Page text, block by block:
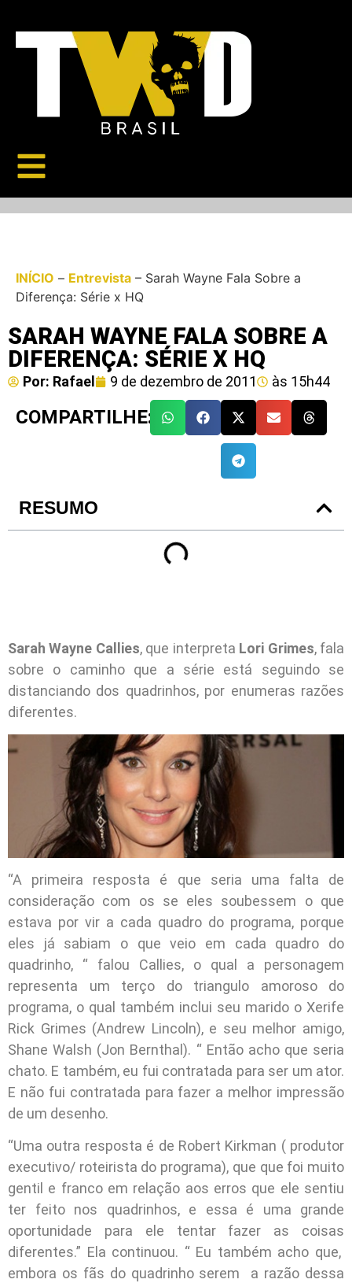
INÍCIO – Entrevista – Sarah Wayne Fala Sobre a
Diferença: Série x HQ
SARAH WAYNE FALA SOBRE A
DIFERENÇA: SÉRIE X HQ
Por: Rafael 9 de dezembro de 2011 às 15h44
COMPARTILHE:
RESUMO
Sarah Wayne Callies, que interpreta Lori Grimes, fala
sobre o caminho que a série está seguindo se
distanciando dos quadrinhos, por enumeras razões
diferentes.
“A primeira resposta é que seria uma falta de
consideração com os se eles soubessem o que
estava por vir a cada quadro do programa, porque
eles já sabiam o que veio em cada quadro do
quadrinho, “ falou Callies, o qual a personagem
representa um terço do triangulo amoroso do
programa, o qual também inclui seu marido o Xerife
Rick Grimes (Andrew Lincoln), e seu melhor amigo,
Shane Walsh (Jon Bernthal). “ Então acho que seria
chato. E também, eu fui contratada para ser um ator.
E não fui contratada para fazer a melhor impressão
de um desenho.
“Uma outra resposta é de Robert Kirkman ( produtor
executivo/ roteirista do programa), que que foi muito
gentil e franco em relação aos erros que ele sentiu
ter feito nos quadrinhos, e essa é uma grande
oportunidade para ele tentar fazer as coisas
diferentes.” Ela continuou. “ Eu também acho que,
embora os fãs do quadrinho serem a razão dessa